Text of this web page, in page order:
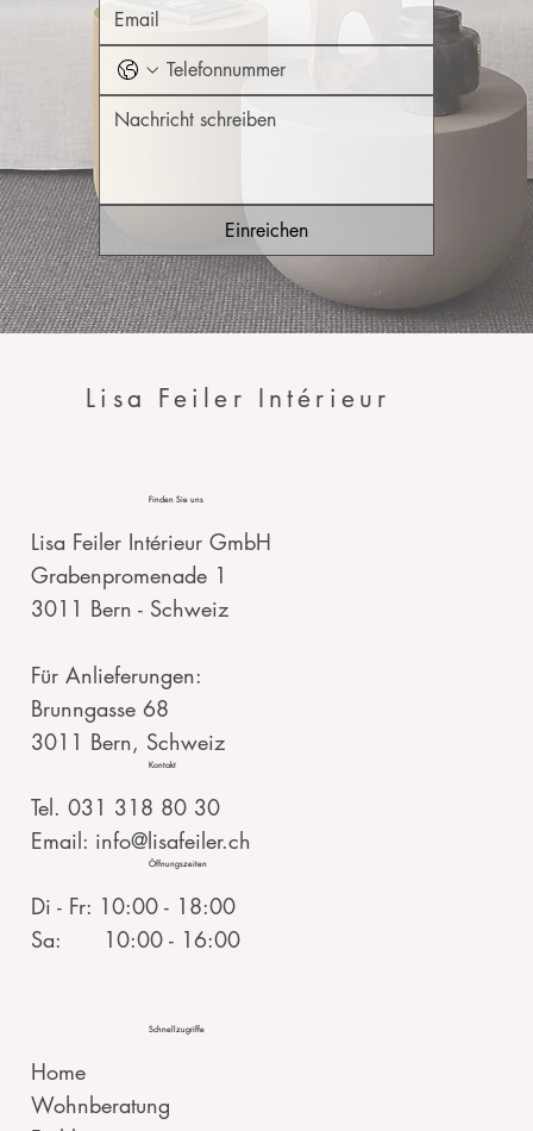
Einreichen
Lisa Feiler Intérieur
Finden Sie uns
Lisa Feiler Intérieur GmbH
Grabenpromenade 1
3011 Bern - Schweiz
Für Anlieferungen:
Brunngasse 68
3011 Bern, Schweiz
Kontakt
Tel. 031 318 80 30
Email: info@lisafeiler.ch
Öffnungszeiten
Di - Fr: 10:00 - 18:00
Sa: 10:00 - 16:00
Schnellzugriffe
Home
Wohnberatung